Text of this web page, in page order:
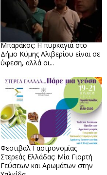
Μπαράκος: Η πυρκαγιά στο
Δήμο Κύμης Αλιβερίου είναι σε
ύφεση, αλλά οι...
Φεστιβάλ Γαστρονομίας
Στερεάς Ελλάδας: Μία Γιορτή
Γεύσεων και Αρωμάτων στην